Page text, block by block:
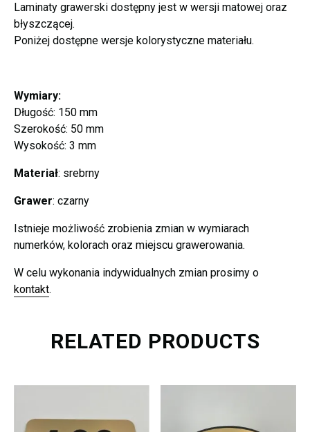
Laminaty grawerski dostępny jest w wersji matowej oraz
błyszczącej.
Poniżej dostępne wersje kolorystyczne materiału.
Wymiary:
Długość: 150 mm
Szerokość: 50 mm
Wysokość: 3 mm
Materiał: srebrny
Grawer: czarny
Istnieje możliwość zrobienia zmian w wymiarach
numerków, kolorach oraz miejscu grawerowania.
W celu wykonania indywidualnych zmian prosimy o
kontakt.
RELATED PRODUCTS